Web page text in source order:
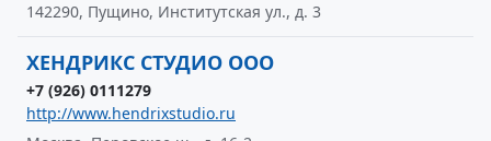
142290, Пущино, Институтская ул., д. 3
ХЕНДРИКС СТУДИО ООО
+7 (926) 0111279
http://www.hendrixstudio.ru